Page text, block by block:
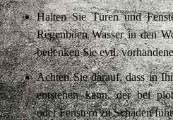
Halten Sie Türen und
Regenböen Wasser in den
bedenken Sie evtl.
Achten Sie darauf, dass in
entstehen kann, der bei
oder Fenstern zu Schäden